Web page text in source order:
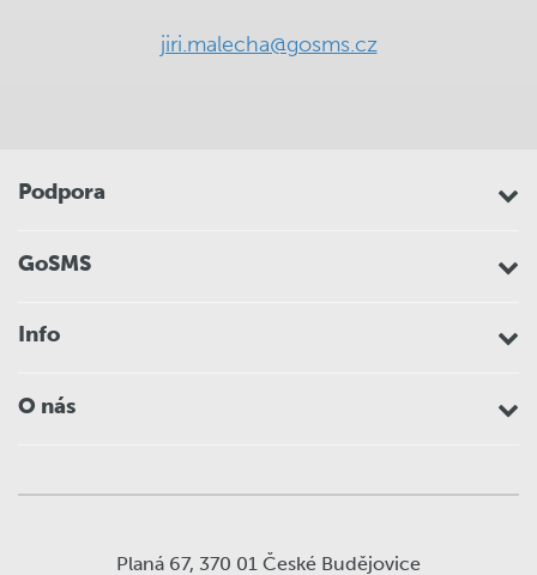
jiri.malecha@gosms.cz
Podpora
GoSMS
Info
O nás
Planá 67, 370 01 České Budějovice